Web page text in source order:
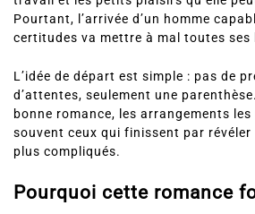
Pourtant, l’arrivée d’un homme
certitudes va mettre à mal toutes ses
L’idée de départ est simple : pas de
d’attentes, seulement une
bonne romance, les arrangements
souvent ceux qui finissent par révéler
plus compliqués.
Pourquoi cette romance